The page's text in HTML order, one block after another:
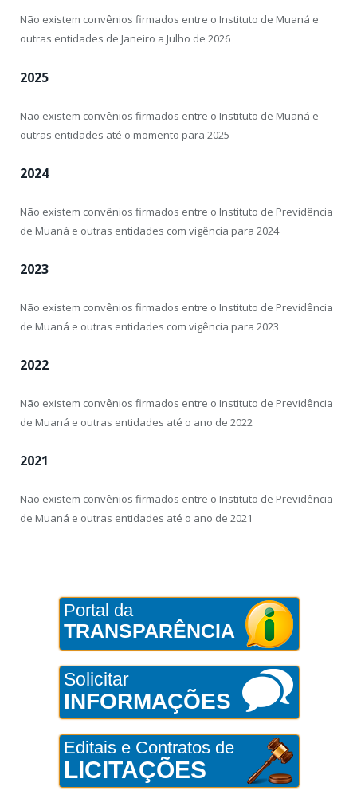
Não existem convênios firmados entre o Instituto de Muaná e
outras entidades de Janeiro a Julho de 2026
2025
Não existem convênios firmados entre o Instituto de Muaná e
outras entidades até o momento para 2025
2024
Não existem convênios firmados entre o Instituto de Previdência
de Muaná e outras entidades com vigência para 2024
2023
Não existem convênios firmados entre o Instituto de Previdência
de Muaná e outras entidades com vigência para 2023
2022
Não existem convênios firmados entre o Instituto de Previdência
de Muaná e outras entidades até o ano de 2022
2021
Não existem convênios firmados entre o Instituto de Previdência
de Muaná e outras entidades até o ano de 2021
Portal da
TRANSPARÊNCIA
Solicitar
INFORMAÇÕES
Editais e Contratos de
LICITAÇÕES